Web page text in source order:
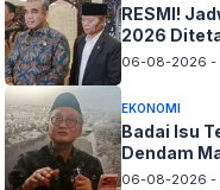
RESMI!
2026
06-08-2026 -
EKONOMI
Badai Isu
Dendam
06-08-2026 -